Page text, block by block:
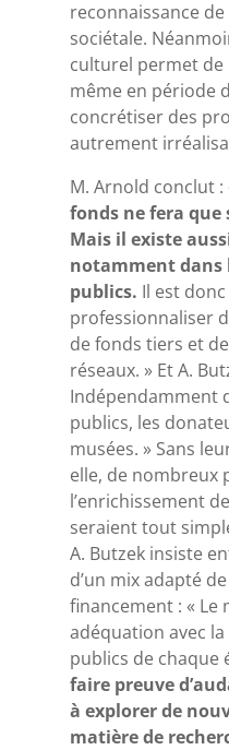
reconnaissance
sociétale.
culturel permet
même en période
concrétiser des
autrement
M. Arnold conclut :
fonds ne fera que
Mais il existe
notamment dans
publics. Il est
professionnaliser
de fonds tiers et
réseaux. » Et A.
Indépendamment
publics, les
musées. » Sans
elle, de nombreux
l’enrichissement
seraient tout
A. Butzek insiste
d’un mix adapté
financement : « Le
adéquation avec
publics de chaque
faire preuve
à explorer de
matière de